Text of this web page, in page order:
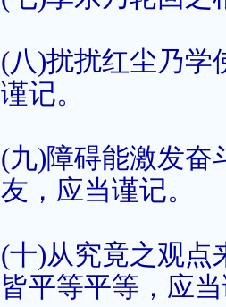
(八)扰扰红尘乃学
谨记。
(九)障碍能激发奋
友，应当谨记。
(十)从究竟之观点
皆平等平等，应